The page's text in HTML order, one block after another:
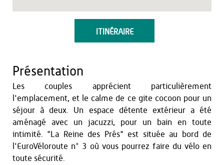
ITINÉRAIRE
Présentation
Les couples apprécient particulièrement
l'emplacement, et le calme de ce gite cocoon pour un
séjour à deux. Un espace détente extérieur a été
aménagé avec un jacuzzi, pour un bain en toute
intimité. "La Reine des Prés" est située au bord de
l'EuroVéloroute n° 3 où vous pourrez faire du vélo en
toute sécurité.